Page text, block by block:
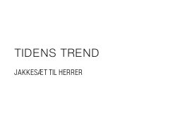
TIDENS TREND
JAKKESÆT TIL HERRER